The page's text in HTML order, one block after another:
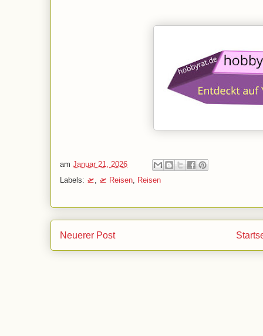
am Januar 21, 2026
Labels: 🛫 🛫 Reisen Reisen
Neuerer Post